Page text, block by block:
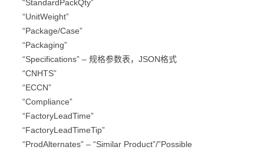
“StandardPackQty”
“UnitWeight”
“Package/Case”
“Packaging”
“Specifications” – 规格参数表，JSON格式
“CNHTS”
“ECCN”
“Compliance”
“FactoryLeadTime”
“FactoryLeadTimeTip”
“ProdAlternates” – “Similar Product”/”Possible